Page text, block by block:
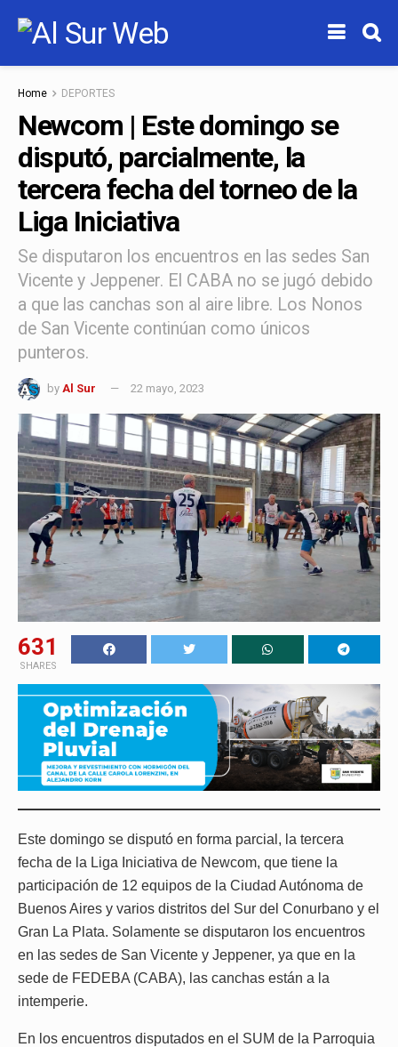
Home DEPORTES
Newcom | Este domingo se
disputó, parcialmente, la
tercera fecha del torneo de la
Liga Iniciativa
Se disputaron los encuentros en las sedes San
Vicente y Jeppener. El CABA no se jugó debido
a que las canchas son al aire libre. Los Nonos
de San Vicente continúan como únicos
punteros.
by Al Sur 22 mayo, 2023
631
SHARES
Este domingo se disputó en forma parcial, la tercera
fecha de la Liga Iniciativa de Newcom, que tiene la
participación de 12 equipos de la Ciudad Autónoma de
Buenos Aires y varios distritos del Sur del Conurbano y el
Gran La Plata. Solamente se disputaron los encuentros
en las sedes de San Vicente y Jeppener, ya que en la
sede de FEDEBA (CABA), las canchas están a la
intemperie.
En los encuentros disputados en el SUM de la Parroquia